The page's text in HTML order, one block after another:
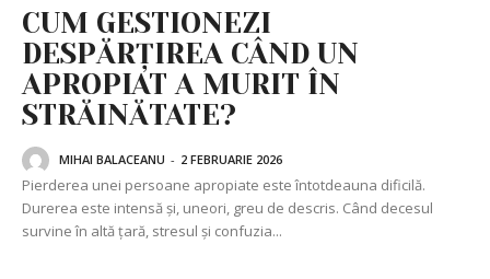
CUM GESTIONEZI
DESPĂRȚIREA CÂND UN
APROPIAT A MURIT ÎN
STRĂINĂTATE?
MIHAI BALACEANU - 2 FEBRUARIE 2026
Pierderea unei persoane apropiate este întotdeauna dificilă.
Durerea este intensă și, uneori, greu de descris. Când decesul
survine în altă țară, stresul și confuzia...